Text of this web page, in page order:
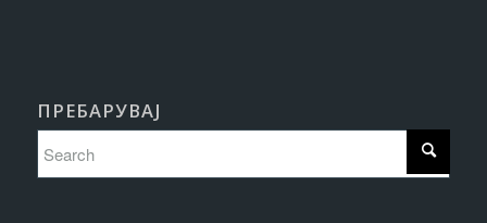
ПРЕБАРУВАЈ